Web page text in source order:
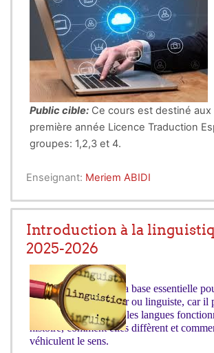
Public cible: Ce cours est destiné
première année Licence Traduction
groupes: 1,2,3 et 4.
Enseignant: Meriem ABIDI
Introduction à la linguistique
2025-2026
Ce module constitue la base essentielle
de tout futur traducteur ou linguiste, car il
comprendre comment les langues
histoire, comment elles diffèrent et
véhiculent le sens.